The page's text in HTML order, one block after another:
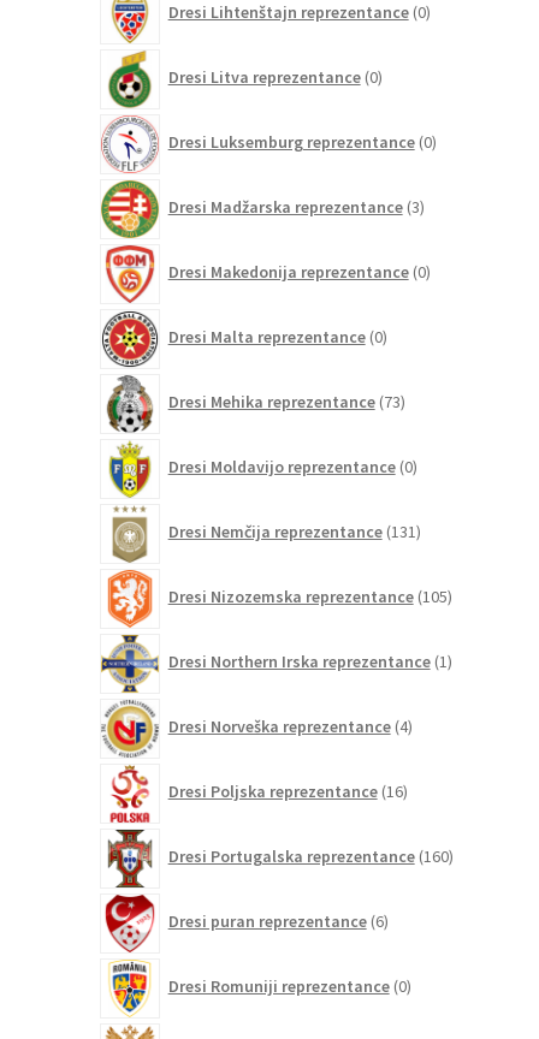
Dresi Lihtenštajn reprezentance 0izdelkov
Dresi Litva reprezentance 0izdelkov
Dresi Luksemburg reprezentance 0izdelkov
Dresi Madžarska reprezentance 3izdelki
Dresi Makedonija reprezentance 0izdelkov
Dresi Malta reprezentance 0izdelkov
Dresi Mehika reprezentance 73izdelkov
Dresi Moldavijo reprezentance 0izdelkov
Dresi Nemčija reprezentance 131izdelkov
Dresi Nizozemska reprezentance 105izdelkov
Dresi Northern Irska reprezentance 1izdelek
Dresi Norveška reprezentance 4izdelki
Dresi Poljska reprezentance 16izdelkov
Dresi Portugalska reprezentance 160izdelkov
Dresi puran reprezentance 6izdelkov
Dresi Romuniji reprezentance 0izdelkov